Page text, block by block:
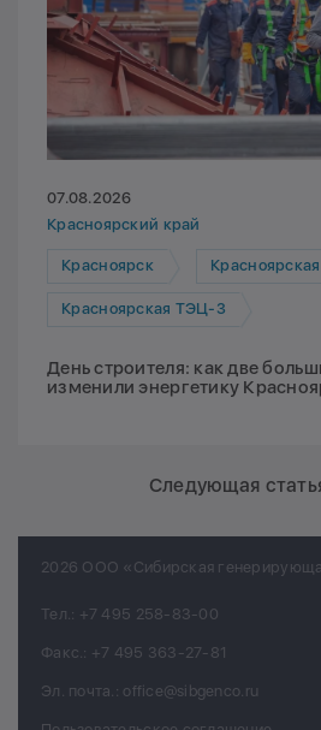
07.08.2026
Красноярский край
Красноярск
Красноярская ТЭЦ-3
День строителя: как две
изменили энергетику
Следующая
2026 ООО «Сибирская
Тел.: +7 495 258-83-00
Факс.: +7 495 363-27-81
Эл. почта.: office@sibgenco.ru